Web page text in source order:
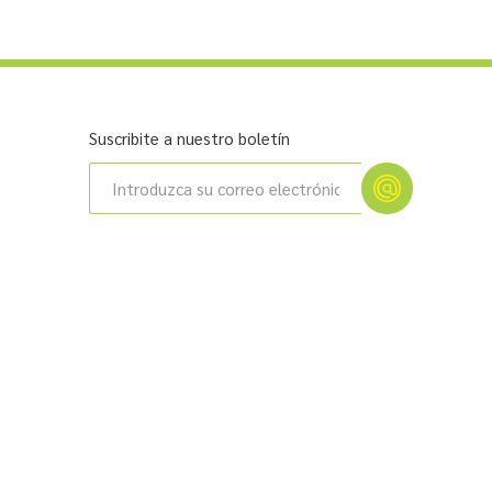
Suscribite a nuestro boletín